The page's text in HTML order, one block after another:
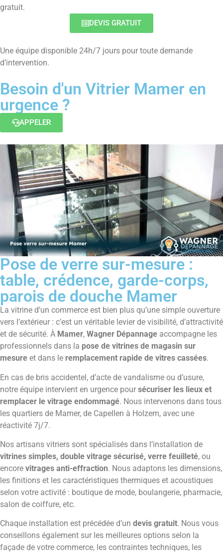
gratuit.
DEVIS GRATUIT
Une équipe disponible 24h/7 jours pour toute demande
d’intervention.
Besoin d'un Vitrier Mamer en
urgence ?
APPELER
Pose de verre sur-mesure :
table, crédence, garde-corps,
parois de douche Mamer
La vitrine d’un commerce est bien plus qu’une simple ouverture
vers l’extérieur : c’est un véritable levier de visibilité, d’attractivité
et de sécurité. À Mamer, Wagner Dépannage accompagne les
professionnels dans la pose de vitrines de magasin sur
mesure et dans le remplacement rapide de vitres cassées.
En cas de bris accidentel, d’acte de vandalisme ou d’usure,
notre équipe intervient en urgence pour sécuriser les lieux et
remplacer le vitrage endommagé. Nous intervenons dans tous
les quartiers de Mamer, de Capellen à Holzem, avec une
réactivité 7j/7.
Nos artisans vitriers sont spécialisés dans l’installation de
vitrines simples, double vitrage sécurisé, verre feuilleté, ou
encore vitrages anti-effraction. Nous adaptons les dimensions,
les finitions et les caractéristiques thermiques et acoustiques
selon votre activité : boutique de mode, boulangerie, pharmacie,
salon de coiffure, etc.
Chaque installation est précédée d’un devis gratuit. Nous vous
conseillons également sur les meilleures options selon la
façade de votre commerce, les contraintes techniques, les